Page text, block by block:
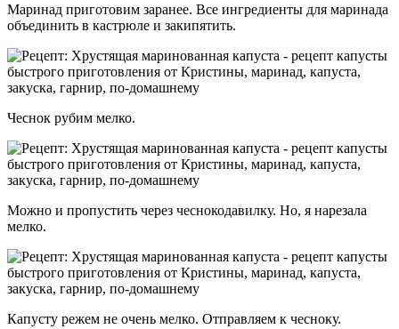
Маринад приготовим заранее. Все ингредиенты для маринада
объединить в кастрюле и закипятить.
Чеснок рубим мелко.
Можно и пропустить через чеснокодавилку. Но, я нарезала
мелко.
Капусту режем не очень мелко. Отправляем к чесноку.